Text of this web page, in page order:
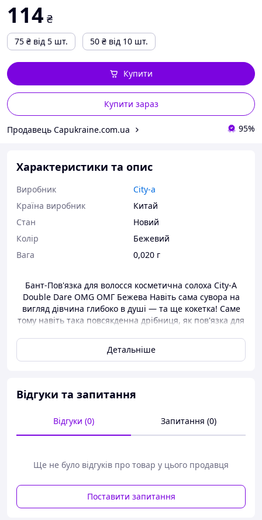
114 ₴
75 ₴ від 5 шт. 50 ₴ від 10 шт.
Купити зараз
Купити
Продавець Capukraine.com.ua 95%
Характеристики та опис
Виробник
City-a
Країна виробник
Китай
Стан
Новий
Колір
Бежевий
Вага
0,020 г
Бант-Пов'язка для волосся косметична солоха City-A
Double Dare OMG ОМГ Бежева Навіть сама сувора на
вигляд дівчина глибоко в душі — та ще кокетка! Саме
тому навіть така повсякденна дрібниця, як пов'язка для
ретельно. Косметична пов'язка для волосся зшита з
м'якого на дотик плюшевого матеріалу, що складається
умиватися, приймати ванну, знімати макіяж або
насолоджуватися процедурами у СПА-салоні. Ваш
більше насолоди, якщо ваші неслухняні завитки будуть
акуратно прибрані під пов'язку. Її романтичний білий
цікавий штрих у стилі пін-ап. Склад: Гіпоалергенний
синтетичний махровий матеріал.
Детальніше
Відгуки та запитання
Відгуки (0) Запитання (0)
Ще не було відгуків про товар у цього продавця
Поставити запитання